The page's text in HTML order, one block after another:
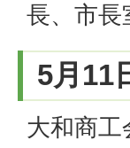
長、市長
5月11
大和商